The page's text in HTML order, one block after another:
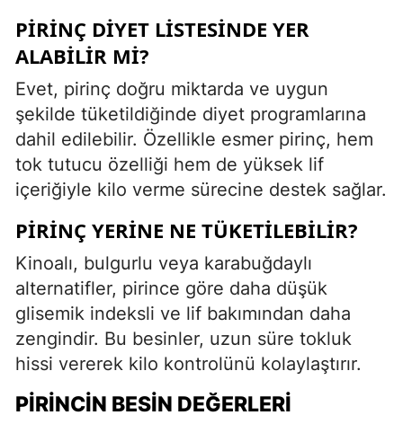
PIRINÇ DIYET LISTESINDE YER
ALABILIR MI?
Evet, pirinç doğru miktarda ve uygun
şekilde tüketildiğinde diyet programlarına
dahil edilebilir. Özellikle esmer pirinç, hem
tok tutucu özelliği hem de yüksek lif
içeriğiyle kilo verme sürecine destek sağlar.
PIRINÇ YERINE NE TÜKETILEBILIR?
Kinoalı, bulgurlu veya karabuğdaylı
alternatifler, pirince göre daha düşük
glisemik indeksli ve lif bakımından daha
zengindir. Bu besinler, uzun süre tokluk
hissi vererek kilo kontrolünü kolaylaştırır.
PIRINCIN BESIN DEĞERLERI